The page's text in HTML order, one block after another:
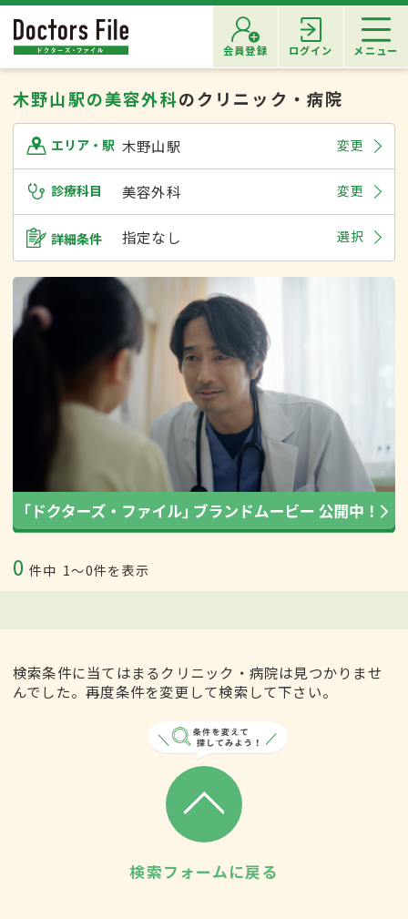
会員登録 ログイン メニュー
木野山駅の美容外科のクリニック・病院
エリア・駅 木野山駅 変更
診療科目 美容外科 変更
詳細条件 指定なし 選択
0 件中 1〜0件を表示
検索条件に当てはまるクリニック・病院は見つかりませ
んでした。再度条件を変更して検索して下さい。
検索フォームに戻る